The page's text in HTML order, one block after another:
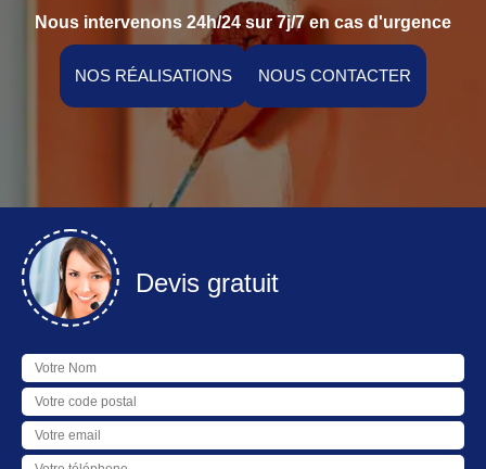
Nous intervenons 24h/24 sur 7j/7 en cas d'urgence
NOS RÉALISATIONS NOUS CONTACTER
Devis gratuit